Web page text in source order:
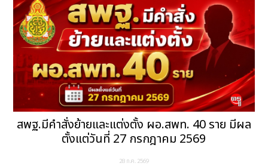
สพฐ.มีคำสั่งย้ายและแต่งตั้ง ผอ.สพท. 40 ราย มีผล
ตั้งแต่วันที่ 27 กรกฎาคม 2569
28 ก.ค. 2569